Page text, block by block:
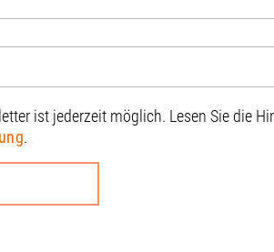
ist jederzeit möglich. Lesen Sie die
.